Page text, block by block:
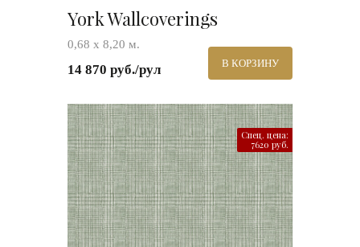
York Wallcoverings
0,68 х 8,20 м.
14 870 руб./рул В КОРЗИНУ
Спец. цена:
7620 руб.